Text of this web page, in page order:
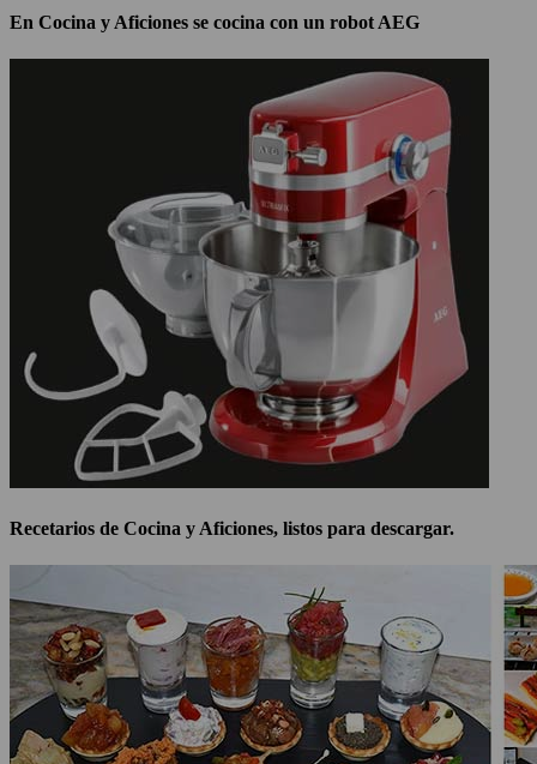
En Cocina y Aficiones se cocina con un robot AEG
Recetarios de Cocina y Aficiones, listos para descargar.